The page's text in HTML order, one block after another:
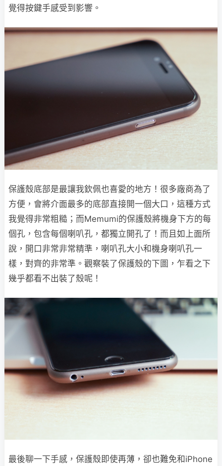
覺得按鍵手感受到影響。
保護殼底部是最讓我欽佩也喜愛的地方！很多廠商為了
方便，會將介面最多的底部直接開一個大口，這種方式
我覺得非常粗糙；而Memumi的保護殼將機身下方的每
個孔，包含每個喇叭孔，都獨立開孔了！而且如上面所
說，開口非常非常精準，喇叭孔大小和機身喇叭孔一
樣，對齊的非常準。觀察裝了保護殼的下圖，乍看之下
幾乎都看不出裝了殼呢！
最後聊一下手感，保護殼即使再薄，卻也難免和iPhone